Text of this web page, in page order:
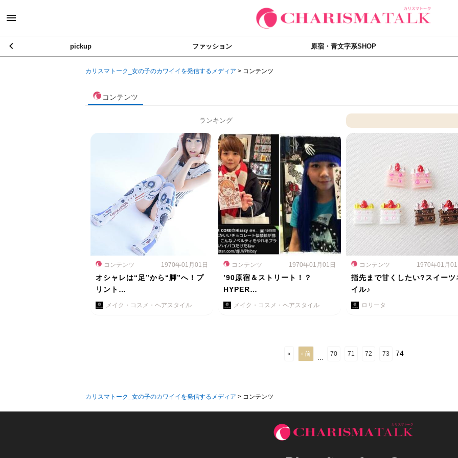
pickup ファッション 原宿・青文字系SHOP
カリスマトーク_女の子のカワイイを発信するメディア > コンテンツ
コンテンツ
ランキング
コンテンツ 1970年01月01日
オシャレは“足”から“脚”へ！プ
リント…
メイク・コスメ・ヘアスタイル
コンテンツ 1970年01月01日
’90原宿＆ストリート！？
HYPER…
メイク・コスメ・ヘアスタイル
コンテンツ 1970年01月
指先まで甘くしたい?スイーツ
イル♪
ロリータ
« ‹ 前 70 71 72 73 74
カリスマトーク_女の子のカワイイを発信するメディア > コンテンツ